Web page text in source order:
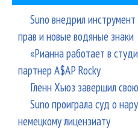
Suno внедрил
прав и новые водяные знаки
«Рианна работает в
партнер A$AP Rocky
Гленн Хьюз завершил
Suno проиграла суд о
немецкому лицензиату